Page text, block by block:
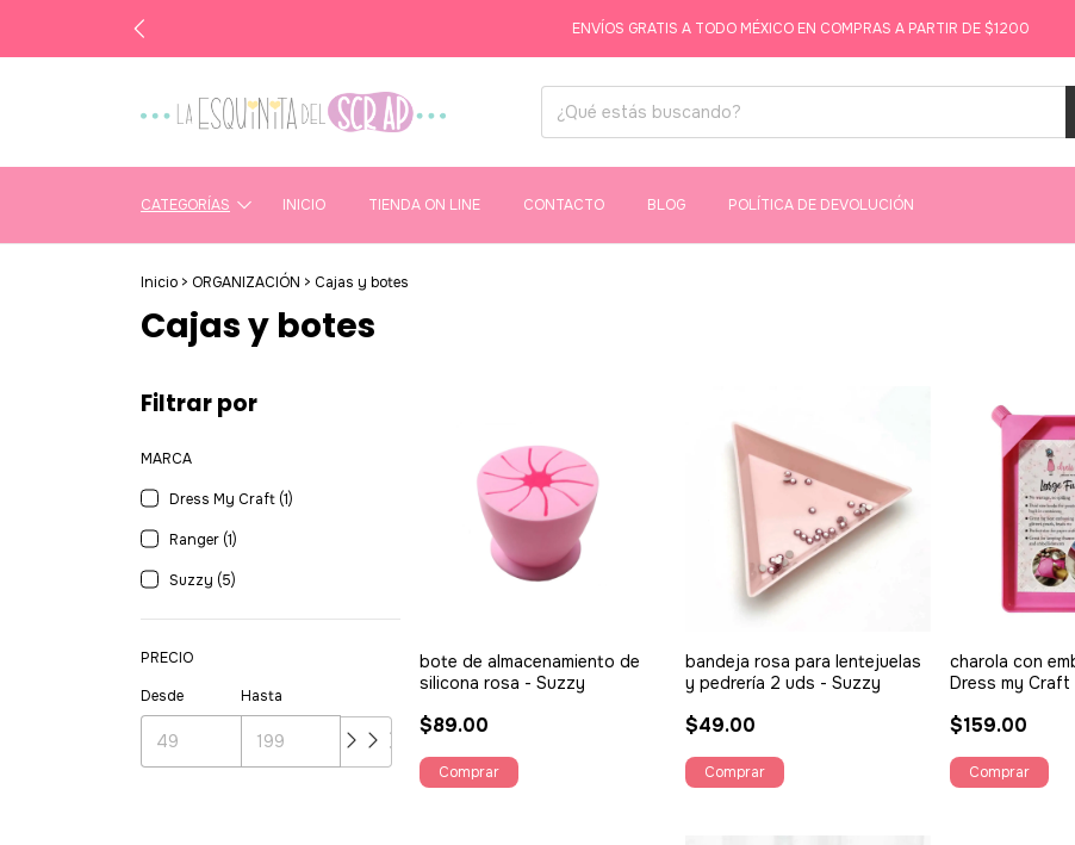
ENVÍOS GRATIS A TODO MÉXICO EN COMPRAS A PARTIR DE $1200
CATEGORÍAS INICIO TIENDA ON LINE CONTACTO BLOG POLÍTICA DE DEVOLUCIÓN
Inicio > ORGANIZACIÓN > Cajas y botes
Cajas y botes
Filtrar por
MARCA
Dress My Craft (1)
Ranger (1)
Suzzy (5)
PRECIO
Desde
Hasta
bote de almacenamiento de
silicona rosa - Suzzy
$89.00
bandeja rosa para lentejuelas
y pedrería 2 uds - Suzzy
$49.00
charola con
Dress my Craft
$159.00